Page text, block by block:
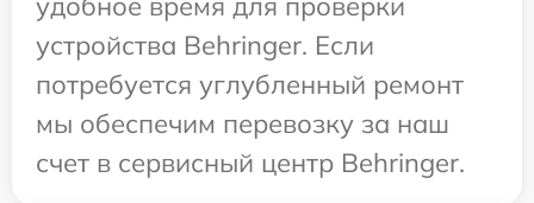
устройства Behringer. Если
потребуется углубленный ремонт
мы обеспечим перевозку за наш
счет в сервисный центр Behringer.